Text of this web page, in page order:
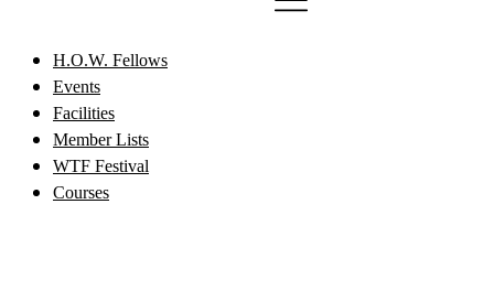
H.O.W. Fellows
Events
Facilities
Member Lists
WTF Festival
Courses